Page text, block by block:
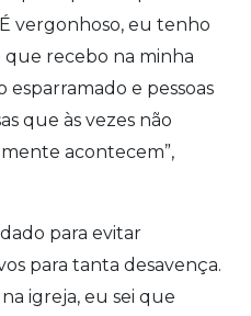
vergonhoso, eu tenho
que recebo na minha
esparramado e pessoas
que às vezes não
acontecem”,
para evitar
para tanta desavença.
igreja, eu sei que